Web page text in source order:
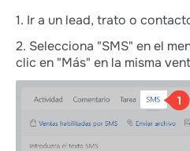
1. Ir a un lead, trato o
2. Selecciona "SMS" en el
clic en "Más" en la misma